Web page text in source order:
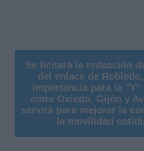
Se licitará la redacción
del enlace de
importancia para la "Y"
entre Oviedo, Gijón y
servirá para mejorar la
la movilidad